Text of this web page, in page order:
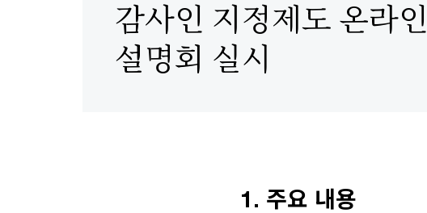
감사인 지정제도 온라인
설명회 실시
1. 주요 내용